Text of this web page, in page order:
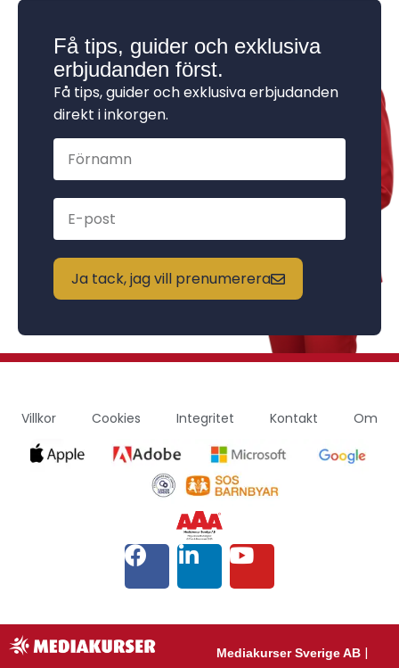
Få tips, guider och exklusiva
erbjudanden först.
Få tips, guider och exklusiva erbjudanden
direkt i inkorgen.
Ja tack, jag vill prenumerera
Villkor Cookies Integritet Kontakt Om
Mediakurser Sverige AB |